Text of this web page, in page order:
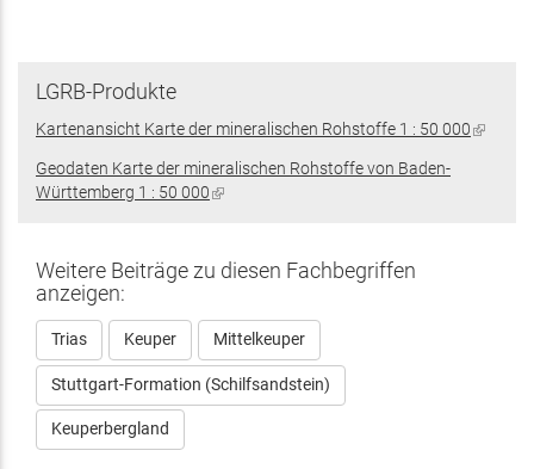
LGRB-Produkte
Kartenansicht Karte der mineralischen Rohstoffe 1 : 50 000(Link
Geodaten Karte der mineralischen Rohstoffe von Baden-
Württemberg 1 : 50 000(Link
Weitere Beiträge zu diesen Fachbegriffen
anzeigen:
Trias Keuper Mittelkeuper
Stuttgart-Formation (Schilfsandstein)
Keuperbergland